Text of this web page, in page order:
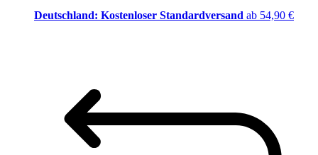
Deutschland: Kostenloser Standardversand ab 54,90 €